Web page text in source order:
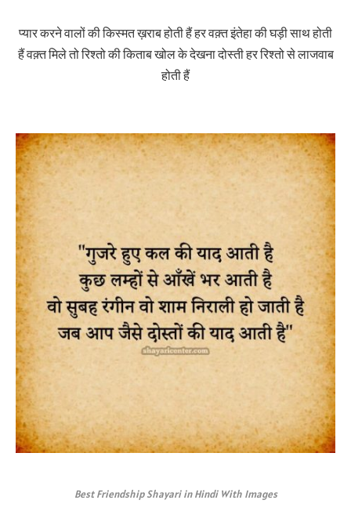
प्यार करने वालों की किस्मत ख़राब होती हैं हर वक़्त इंतेहा की घड़ी साथ होती
हैं वक़्त मिले तो रिश्तो की किताब खोल के देखना दोस्ती हर रिश्तो से लाजवाब
होती हैं
Best Friendship Shayari in Hindi With Images